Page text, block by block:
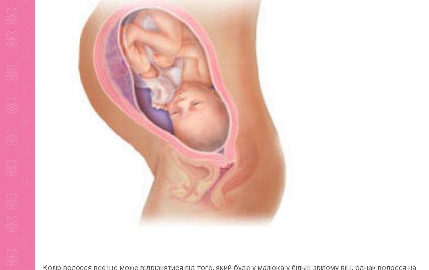
Колір волосся все ще може відрізнятися від того, який буде у малюка у більш зрілому віці, однак волосся на